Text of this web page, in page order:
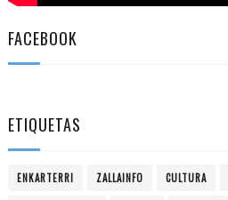
FACEBOOK
ETIQUETAS
ENKARTERRI ZALLAINFO CULTURA